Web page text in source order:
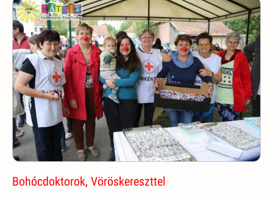
Bohócdoktorok, Vöröskereszttel